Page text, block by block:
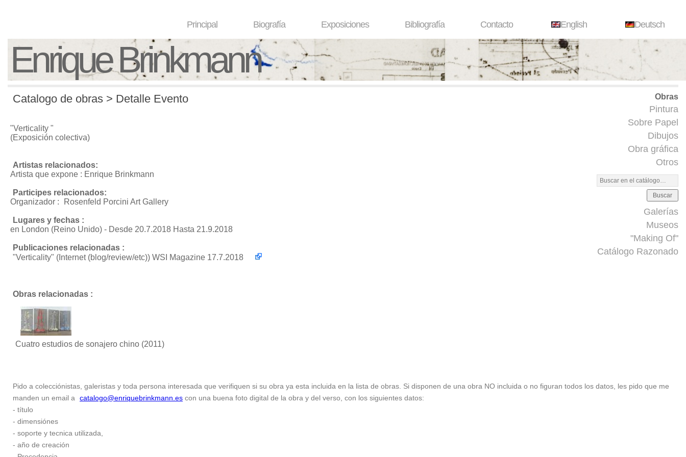
Principal Biografía Exposiciones Bibliografía Contacto English Deutsch
Enrique Brinkmann
Obras
Pintura
Sobre Papel
Dibujos
Obra gráfica
Otros
Buscar
Galerías
Museos
"Making Of"
Catálogo Razonado
Catalogo de obras > Detalle Evento
"Verticality "
(Exposición colectiva)
Artistas relacionados:
Artista que expone : Enrique Brinkmann
Participes relacionados:
Organizador :
Rosenfeld Porcini Art Gallery
Lugares y fechas :
en London (Reino Unido) - Desde 20.7.2018 Hasta 21.9.2018
Publicaciones relacionadas :
"Verticality" (Internet (blog/review/etc)) WSI Magazine 17.7.2018
Obras relacionadas :
Cuatro estudios de sonajero chino (2011)
Pido a colecciónistas, galeristas y toda persona interesada que verifiquen si su obra ya esta incluida en la lista de obras. Si disponen de una obra NO incluida o no figuran todos los datos, les pido que me
manden un email a
catalogo@enriquebrinkmann.es con una buena foto digital de la obra y del verso, con los siguientes datos:
- título
- dimensiónes
- soporte y tecnica utilizada,
- año de creación